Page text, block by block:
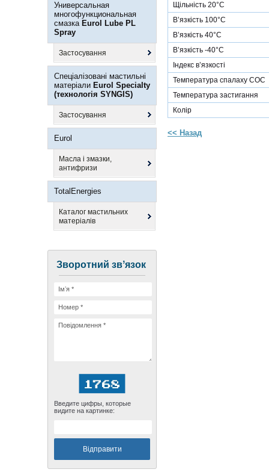
Универсальная
многофункциональная
смазка Eurol Lube PL
Spray
Застосування
Спеціалізовані мастильні
матеріали Eurol Specialty
(технологія SYNGIS)
Застосування
Eurol
Масла і змазки,
антифризи
TotalEnergies
Каталог мастильних
матеріалів
Зворотний звʼязок
Введите цифры, которые
видите на картинке:
Щільність 20°C
В’язкість 100°C
В’язкість 40°C
В’язкість -40°C
Індекс в’язкості
Температура спалаху COC
Температура застигання
Колір
<< Назад